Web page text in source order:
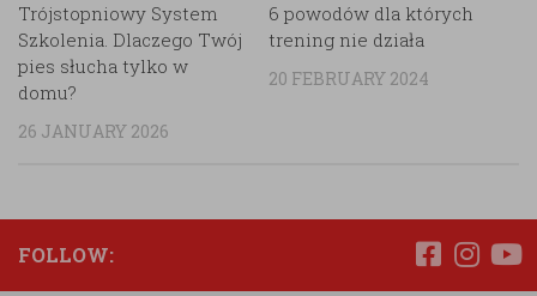
Trójstopniowy System
Szkolenia. Dlaczego Twój
pies słucha tylko w
domu?
26 JANUARY 2026
6 powodów dla których
trening nie działa
20 FEBRUARY 2024
FOLLOW: